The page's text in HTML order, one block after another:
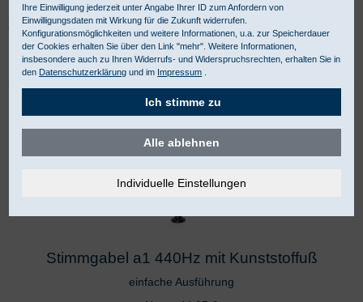
Stimmgabeln - Produktübersicht:
Auswahl
Produkte/Seitevor Produktliste
Stimmgabel a1 440Hz mit Kunststoffuß
einfache Ausführung
Ihre Einwilligung jederzeit unter Angabe Ihrer ID zum Anfordern von
Einwilligungsdaten mit Wirkung für die Zukunft widerrufen.
Konfigurationsmöglichkeiten und weitere Informationen, u.a. zur Speicherdauer
der Cookies erhalten Sie über den Link "mehr". Weitere Informationen,
insbesondere auch zu Ihren Widerrufs- und Widerspruchsrechten, erhalten Sie in
den Datenschutzerklärung und im Impressum
Ich stimme zu
Alle ablehnen